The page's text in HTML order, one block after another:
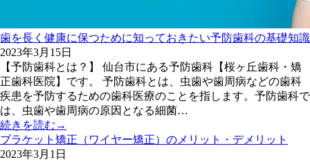
歯を長く健康に保つために知っておきたい予防歯科の基礎知識
2023年3月15日
【予防歯科とは？】 仙台市にある予防歯科【桜ヶ丘歯科・矯
正歯科医院】です。 予防歯科とは、虫歯や歯周病などの歯科
疾患を予防するための歯科医療のことを指します。予防歯科で
は、虫歯や歯周病の原因となる細菌…
続きを読む→
ブラケット矯正（ワイヤー矯正）のメリット・デメリット
2023年3月1日